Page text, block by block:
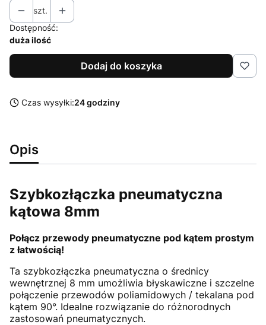
szt.
Dostępność:
duża ilość
Dodaj do koszyka
Czas wysyłki:24 godziny
Opis
Szybkozłączka pneumatyczna
kątowa 8mm
Połącz przewody pneumatyczne pod kątem prostym
z łatwością!
Ta szybkozłączka pneumatyczna o średnicy
wewnętrznej 8 mm umożliwia błyskawiczne i szczelne
połączenie przewodów poliamidowych / tekalana pod
kątem 90°. Idealne rozwiązanie do różnorodnych
zastosowań pneumatycznych.